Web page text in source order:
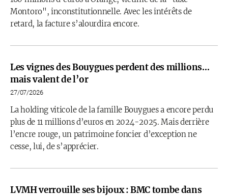
Montoro", inconstitutionnelle. Avec les intérêts de
retard, la facture s’alourdira encore.
Les vignes des Bouygues perdent des millions…
mais valent de l’or
27/07/2026
La holding viticole de la famille Bouygues a encore perdu
plus de 11 millions d’euros en 2024-2025. Mais derrière
l’encre rouge, un patrimoine foncier d’exception ne
cesse, lui, de s’apprécier.
LVMH verrouille ses bijoux : BMC tombe dans